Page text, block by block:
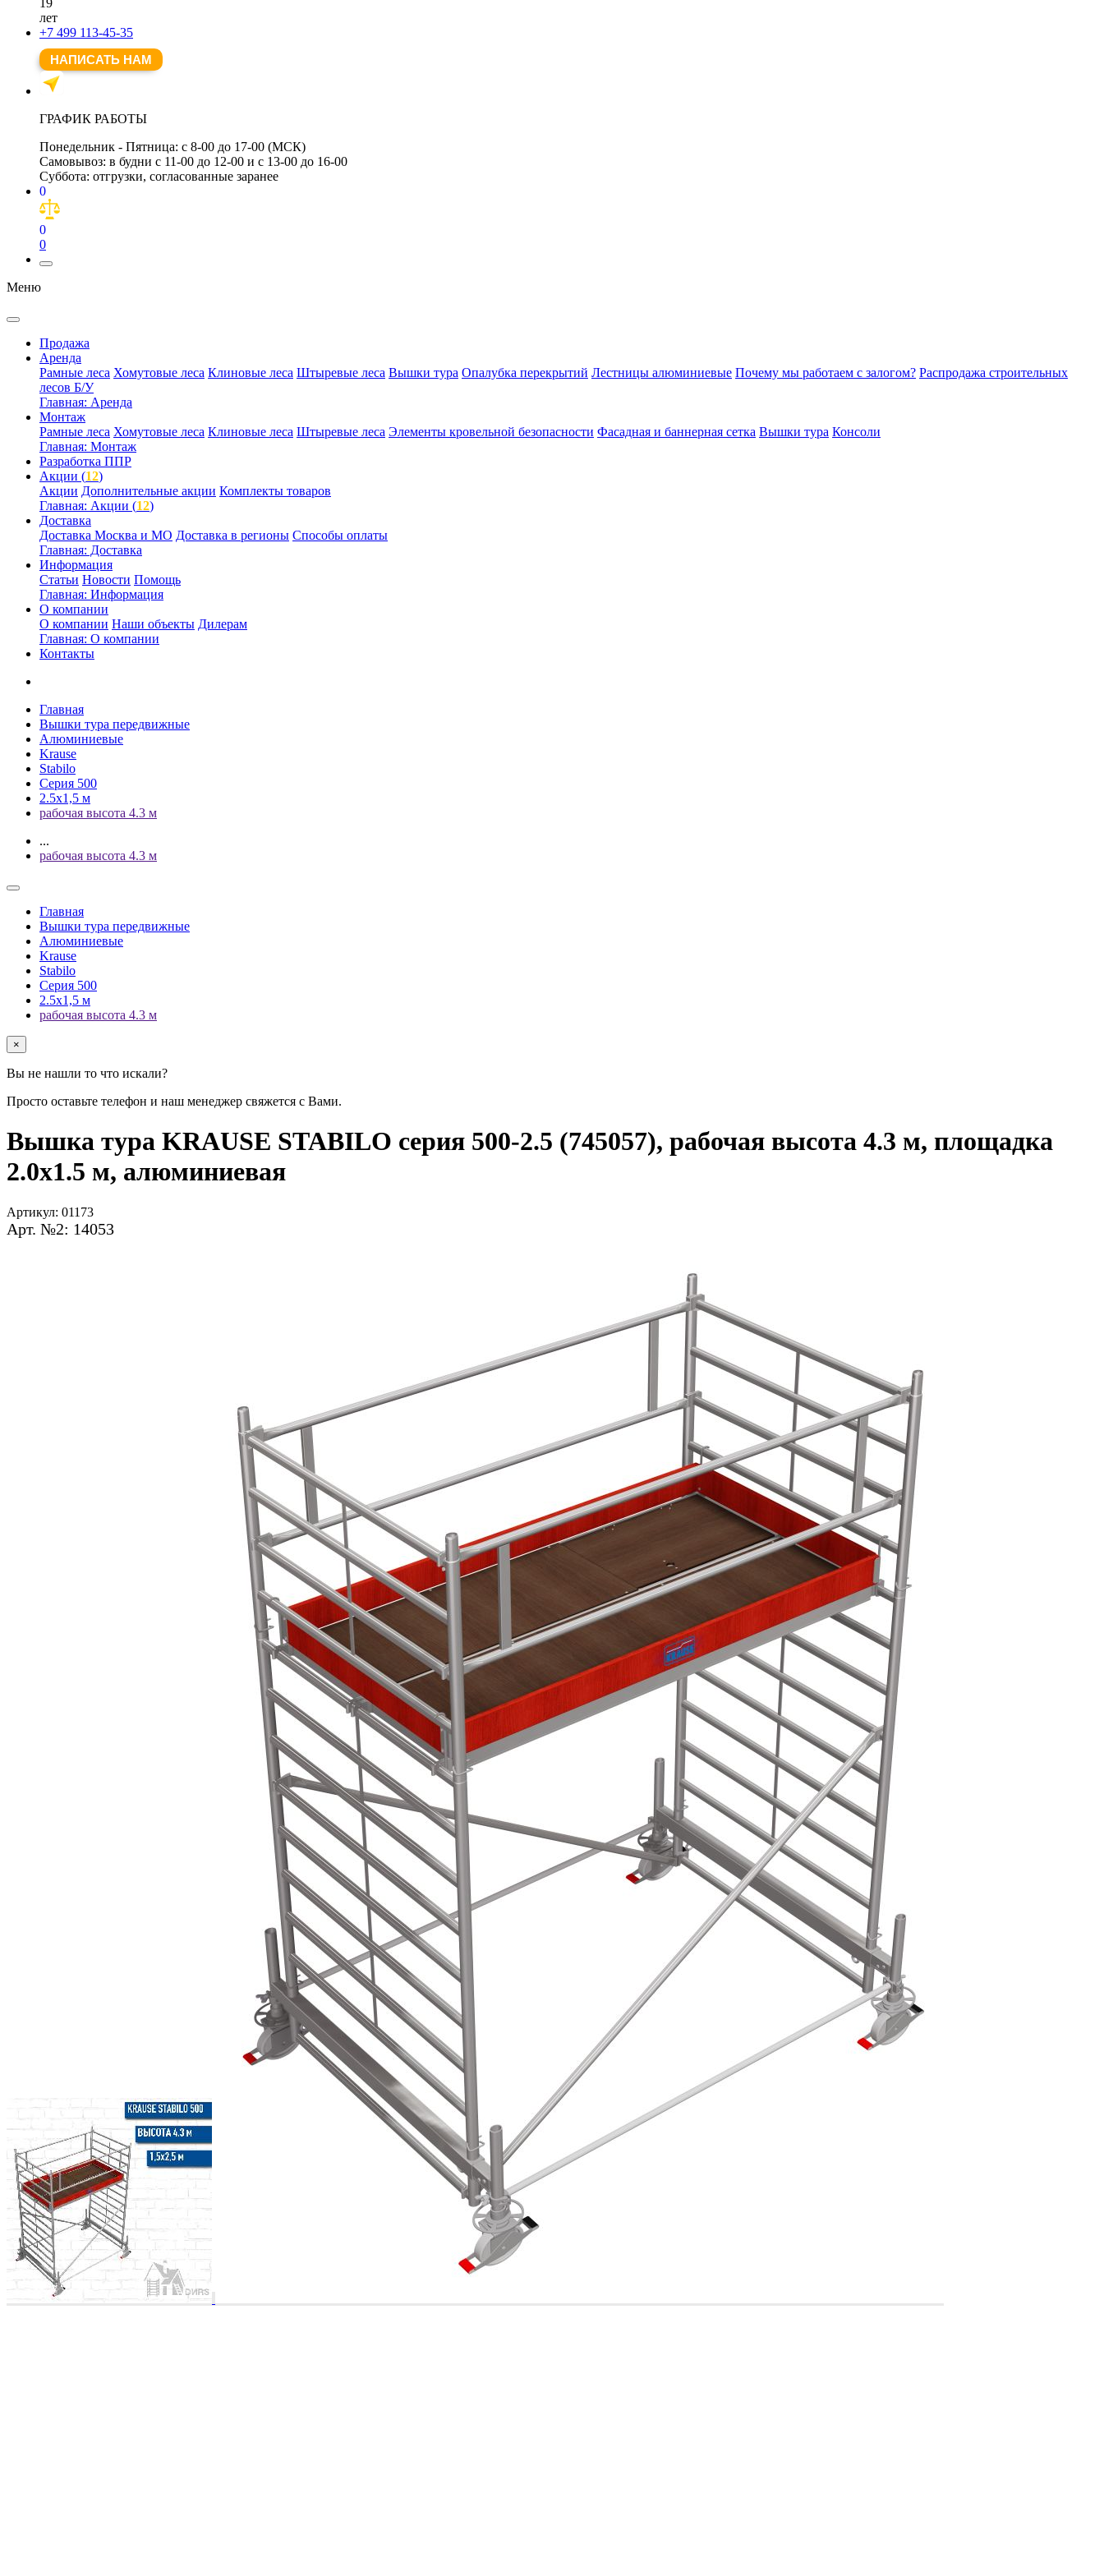
лет
+7 499 113-45-35
НАПИСАТЬ НАМ
ГРАФИК РАБОТЫ
Понедельник - Пятница: с 8-00 до 17-00 (МСК)
Самовывоз: в будни с 11-00 до 12-00 и с 13-00 до 16-00
Суббота: отгрузки, согласованные заранее
0
0
0
Меню
Продажа
Аренда
Рамные леса Хомутовые леса Клиновые леса Штыревые леса Вышки тура Опалубка перекрытий Лестницы алюминиевые Почему мы работаем с залогом? Распродажа строительных
лесов Б/У
Главная: Аренда
Монтаж
Рамные леса Хомутовые леса Клиновые леса Штыревые леса Элементы кровельной безопасности Фасадная и баннерная сетка Вышки тура Консоли
Главная: Монтаж
Разработка ППР
Акции (12)
Акции Дополнительные акции Комплекты товаров
Главная: Акции (12)
Доставка
Доставка Москва и МО Доставка в регионы Способы оплаты
Главная: Доставка
Информация
Статьи Новости Помощь
Главная: Информация
О компании
О компании Наши объекты Дилерам
Главная: О компании
Контакты
Главная
Вышки тура передвижные
Алюминиевые
Krause
Stabilo
Серия 500
2.5х1,5 м
рабочая высота 4.3 м
...
рабочая высота 4.3 м
Главная
Вышки тура передвижные
Алюминиевые
Krause
Stabilo
Серия 500
2.5х1,5 м
рабочая высота 4.3 м
×
Вы не нашли то что искали?
Просто оставьте телефон и наш менеджер свяжется с Вами.
Вышка тура KRAUSE STABILO серия 500-2.5 (745057), рабочая высота 4.3 м, площадка
2.0x1.5 м, алюминиевая
Артикул: 01173
Арт. №2: 14053